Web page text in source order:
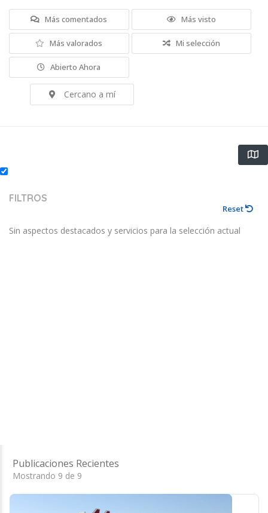
Más comentados Más visto
Más valorados Mi selección
Abierto Ahora
Cercano a mí
FILTROS
Reset
Sin aspectos destacados y servicios para la selección actual
Publicaciones Recientes
Mostrando 9 de 9